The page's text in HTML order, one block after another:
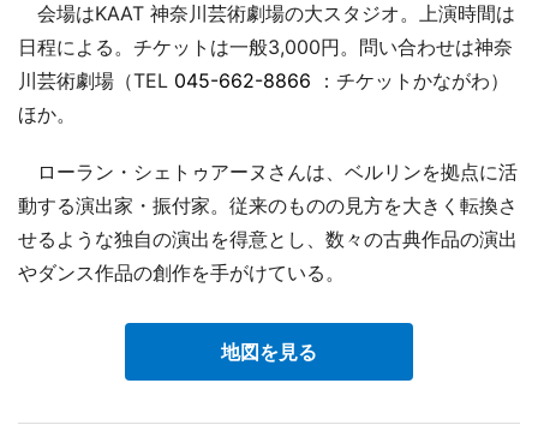
会場はKAAT 神奈川芸術劇場の大スタジオ。上演時間は
日程による。チケットは一般3,000円。問い合わせは神奈
川芸術劇場（TEL 045-662-8866 ：チケットかながわ）
ほか。
ローラン・シェトゥアーヌさんは、ベルリンを拠点に活
動する演出家・振付家。従来のものの見方を大きく転換さ
せるような独自の演出を得意とし、数々の古典作品の演出
やダンス作品の創作を手がけている。
地図を見る